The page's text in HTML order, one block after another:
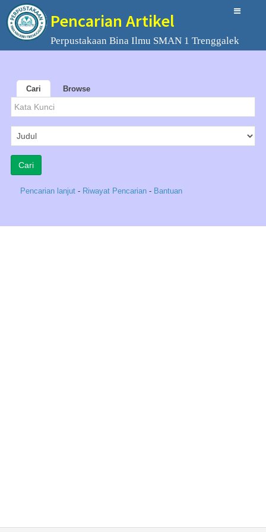
Pencarian Artikel
Perpustakaan Bina Ilmu SMAN 1 Trenggalek
Cari Browse
Pencarian lanjut - Riwayat Pencarian - Bantuan